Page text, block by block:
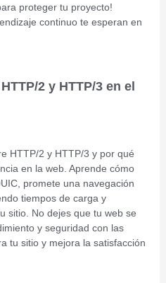
proteger tu proyecto!
continuo te esperan en
2 y HTTP/3 en el
HTTP/2 y HTTP/3 y por qué
en la web. Aprende cómo
promete una navegación
tiempos de carga y
sitio. No dejes que tu web se
y seguridad con las
tu sitio y mejora la satisfacción